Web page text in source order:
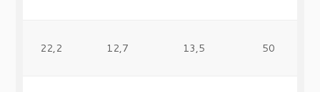
22,2 12,7 13,5 50